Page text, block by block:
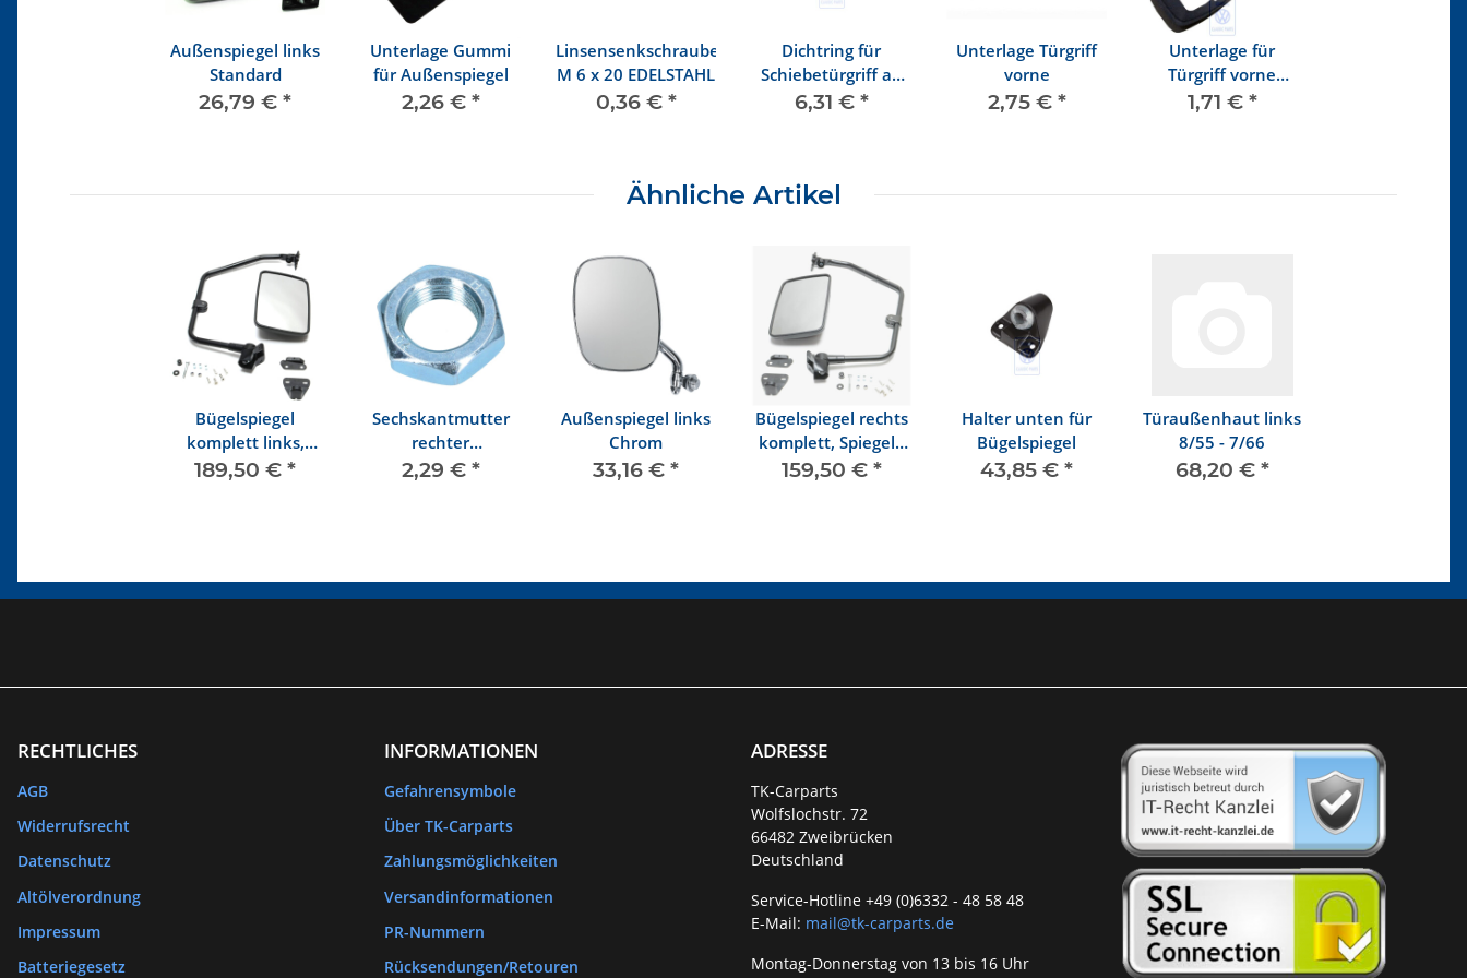
Außenspiegel links
Standard
26,79 € *
Unterlage Gummi
für Außenspiegel
2,26 € *
Linsensenkschraube
M 6 x 20 EDELSTAHL
0,36 € *
Dichtring für
Schiebetürgriff ab
8/84
6,31 € *
Unterlage Türgriff
vorne
2,75 € *
Unterlage für
Türgriff vorne
hinten
1,71 € *
Ähnliche Artikel
Bügelspiegel
komplett links,
Spiegel beheizbar (
189,50 € *
Sechskantmutter
rechter
Außenspiegel
2,29 € *
Außenspiegel links
Chrom
33,16 € *
Bügelspiegel rechts
komplett, Spiegel (
konvex )
159,50 € *
Halter unten für
Bügelspiegel
43,85 € *
Türaußenhaut links
8/55 - 7/66
68,20 € *
RECHTLICHES
AGB
Widerrufsrecht
Datenschutz
Altölverordnung
Impressum
Batteriegesetz
INFORMATIONEN
Gefahrensymbole
Über TK-Carparts
Zahlungsmöglichkeiten
Versandinformationen
PR-Nummern
Rücksendungen/Retouren
ADRESSE
TK-Carparts
Wolfslochstr. 72
66482 Zweibrücken
Deutschland
Service-Hotline +49 (0)6332 - 48 58 48
E-Mail: mail@tk-carparts.de
Montag-Donnerstag von 13 bis 16 Uhr